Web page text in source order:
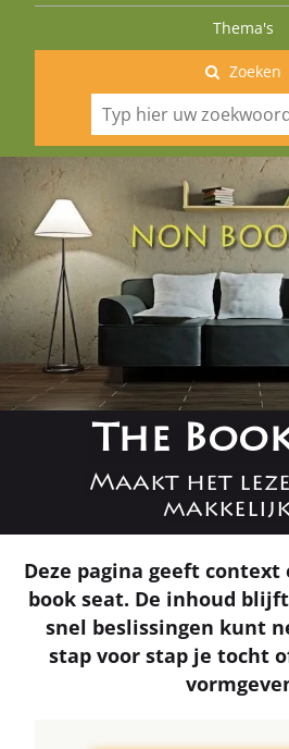
Thema's
Zoeken
The
Maakt het
Deze pagina geeft
book seat. De inhoud
snel beslissingen kunt
stap voor stap je tocht